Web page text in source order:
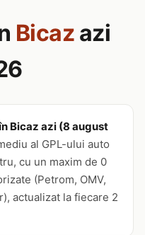
Bicaz azi
Bicaz azi (8 august
al GPL-ului auto
cu un maxim de 0
(Petrom, OMV,
actualizat la fiecare 2